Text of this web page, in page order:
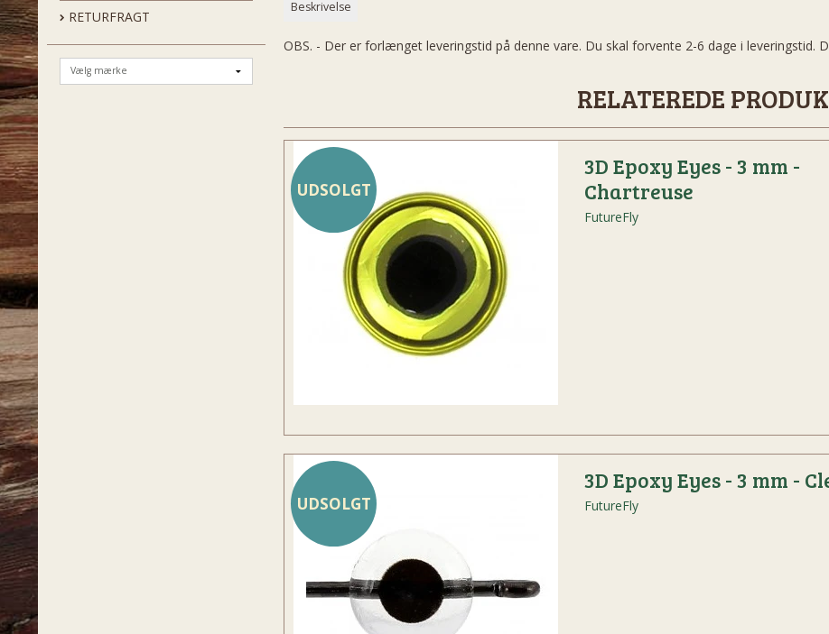
RETURFRAGT
Beskrivelse
OBS. - Der er forlænget leveringstid på denne vare. Du skal forvente 2-6 dage i leveringstid.
RELATEREDE
UDSOLGT
3D Epoxy Eyes - 3 mm -
Chartreuse
FutureFly
UDSOLGT
3D Epoxy Eyes - 3 mm -
FutureFly